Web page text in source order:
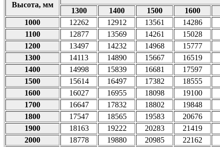
Высота, мм
1300 1400 1500
1600
1000
12262 12912 13561
14286
1100
12877 13569 14261
15028
1200
13497 14232 14968
15777
1300
14113 14890 15667
16519
1400
14998 15839 16681
17597
1500
15614 16497 17382
18555
1600
16027 16955 18098
19100
1700
16647 17832 18802
19848
1800
17547 18565 19583
20676
1900
18163 19222 20283
21419
2000
18778 19880 20985
22162